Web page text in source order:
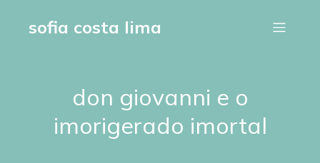
sofia costa lima
don giovanni e o
imorigerado imortal